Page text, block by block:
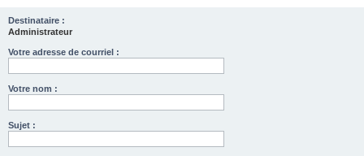
Destinataire :
Administrateur
Votre adresse de courriel :
Votre nom :
Sujet :